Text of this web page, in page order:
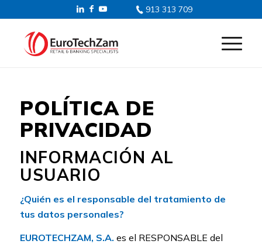
913 313 709
POLÍTICA DE
PRIVACIDAD
INFORMACIÓN AL
USUARIO
¿Quién es el responsable del tratamiento de
tus datos personales?
EUROTECHZAM, S.A. es el RESPONSABLE del